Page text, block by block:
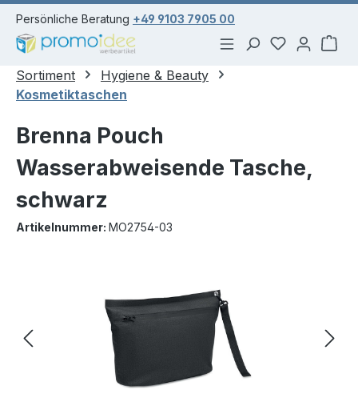
springen
Persönliche Beratung +49 9103 7905 00
Du hast 0
Sortiment
Hygiene & Beauty
Kosmetiktaschen
Brenna Pouch
Wasserabweisende Tasche,
schwarz
Artikelnummer: MO2754-03